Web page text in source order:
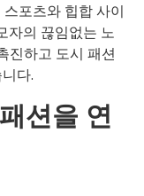
포츠와 힙합 사이
자의 끊임없는 노
진하고 도시 패션
다.
션을 연